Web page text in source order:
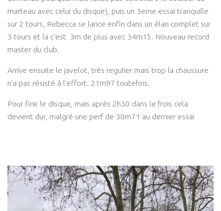
marteau avec celui du disque), puis un 3eme essai tranquille
sur 2 tours, Rebecca se lance enfin dans un élan complet sur
3 tours et la c’est 3m de plus avec 34m15. Nouveau record
master du club.
Arrive ensuite le javelot, très regulier mais trop la chaussure
n’a pas résisté à l’effort. 21m97 toutefois.
Pour finir le disque, mais après 2h30 dans le frois cela
devient dur, malgré une perf de 30m71 au dernier essai